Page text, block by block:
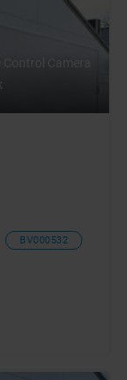
Camera
BV000532